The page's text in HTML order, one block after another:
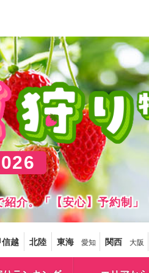
介。「【安心】予約制
信越 北陸 東海 愛知 関西 大阪